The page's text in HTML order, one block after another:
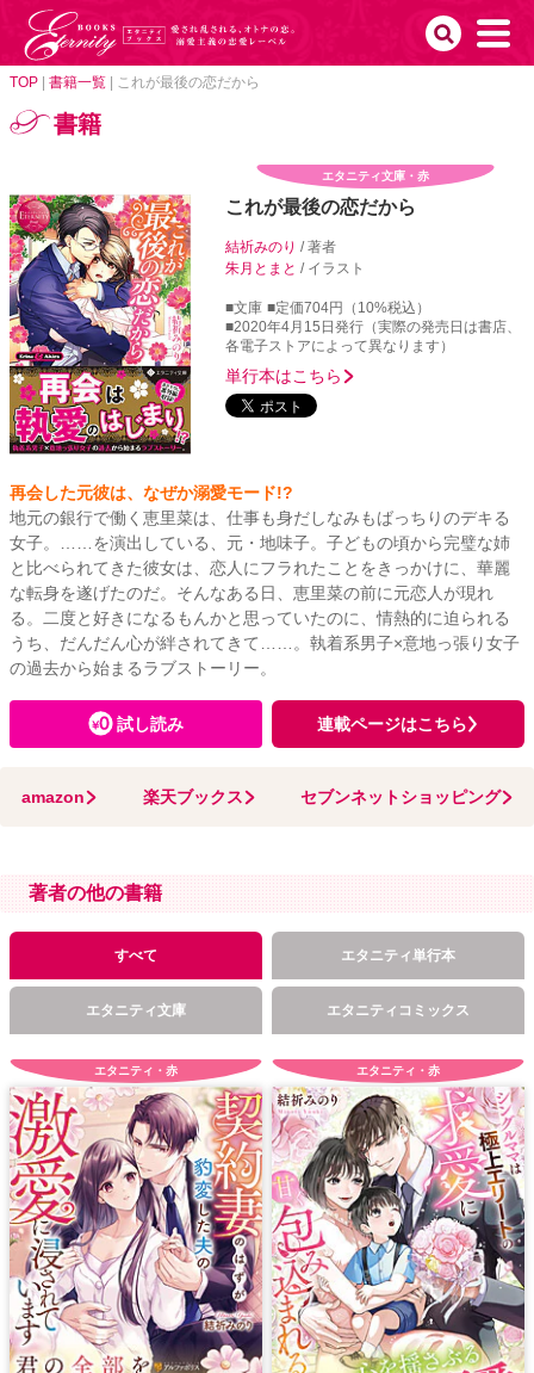
TOP 書籍一覧 これが最後の恋だから
書籍
エタニティ文庫・赤
これが最後の恋だから
結祈みのり/ 著者
朱月とまと / イラスト
■文庫 ■定価704円（10%税込）
■2020年4月15日発行（実際の発売日は書店、
各電子ストアによって異なります）
単行本はこちら
再会した元彼は、なぜか溺愛モード!?
地元の銀行で働く恵里菜は、仕事も身だしなみもばっちりのデキる
女子。……を演出している、元・地味子。子どもの頃から完璧な姉
と比べられてきた彼女は、恋人にフラれたことをきっかけに、華麗
な転身を遂げたのだ。そんなある日、恵里菜の前に元恋人が現れ
る。二度と好きになるもんかと思っていたのに、情熱的に迫られる
うち、だんだん心が絆されてきて……。執着系男子×意地っ張り女子
の過去から始まるラブストーリー。
試し読み 連載ページはこちら
amazon 楽天ブックス セブンネットショッピング
著者の他の書籍
すべて エタニティ単行本
エタニティ文庫 エタニティコミックス
エタニティ・赤 エタニティ・赤